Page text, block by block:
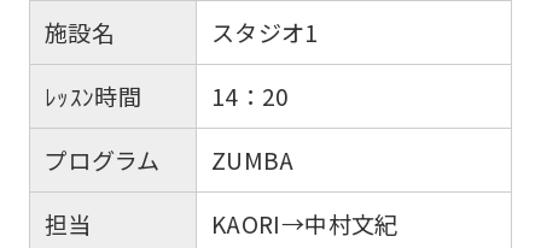
施設名
スタジオ1
ﾚｯｽﾝ時間
14：20
プログラム
ZUMBA
担当
KAORI→中村文紀